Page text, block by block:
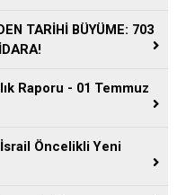
TARİHİ BÜYÜME: 703
Raporu - 01 Temmuz
Öncelikli Yeni